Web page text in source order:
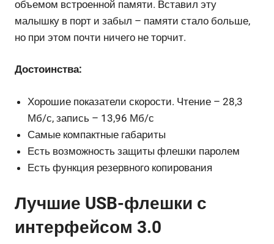
объемом встроенной памяти. Вставил эту
малышку в порт и забыл – памяти стало больше,
но при этом почти ничего не торчит.
Достоинства:
Хорошие показатели скорости. Чтение – 28,3
Мб/с, запись – 13,96 Мб/с
Самые компактные габариты
Есть возможность защиты флешки паролем
Есть функция резервного копирования
Лучшие USB-флешки с
интерфейсом 3.0